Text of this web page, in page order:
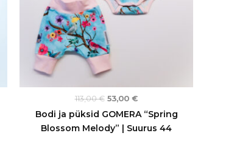
113,00€ 53,00 €
Bodi ja püksid GOMERA “Spring
Blossom Melody” | Suurus 44